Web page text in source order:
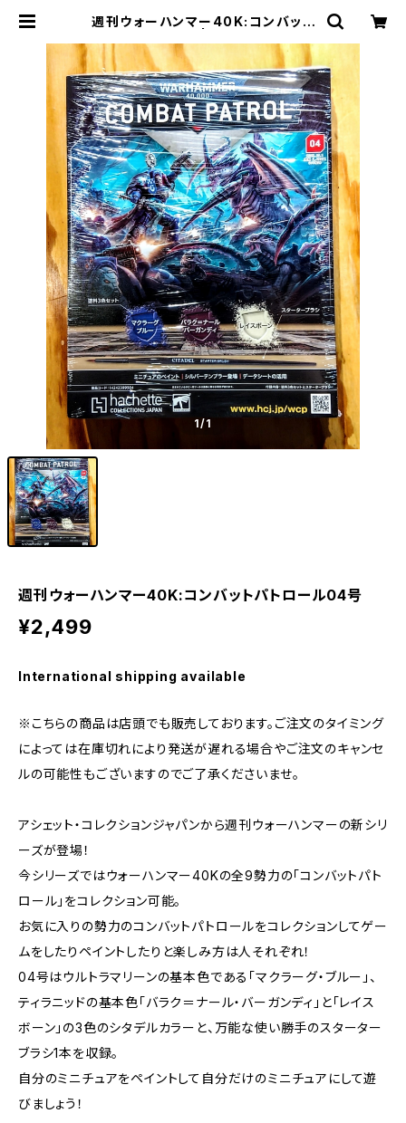
週刊ウォーハンマー40K:コンバット
ラフトラボ）ウォーハンマー中心のミ
ニチュアゲームショップ
1/1
週刊ウォーハンマー40K:コンバットパトロール04号
¥2,499
International shipping available
※こちらの商品は店頭でも販売しております。ご注文のタイミング
によっては在庫切れにより発送が遅れる場合やご注文のキャンセ
ルの可能性もございますのでご了承くださいませ。
アシェット・コレクションジャパンから週刊ウォーハンマーの新シリ
ーズが登場！
今シリーズではウォーハンマー40Kの全9勢力の「コンバットパト
ロール」をコレクション可能。
お気に入りの勢力のコンバットパトロールをコレクションしてゲー
ムをしたりペイントしたりと楽しみ方は人それぞれ！
04号はウルトラマリーンの基本色である「マクラーグ・ブルー」、
ティラニッドの基本色「バラク＝ナール・バーガンディ」と「レイス
ボーン」の3色のシタデルカラーと、万能な使い勝手のスターター
ブラシ1本を収録。
自分のミニチュアをペイントして自分だけのミニチュアにして遊
びましょう！